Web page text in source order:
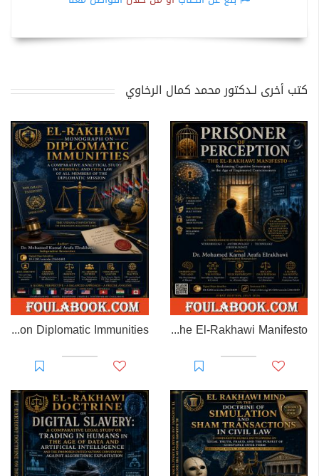
كتب أخرى لـدكتور محمد كمال الرخاوي
Prisoner of Perception: The El-Rakhawi Manifesto
EL-RAKHAWI MONOGRAPH on Diplomatic Immunities